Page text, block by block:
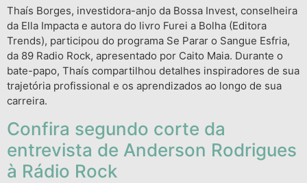
Thaís Borges, investidora-anjo da Bossa Invest, conselheira
da Ella Impacta e autora do livro Furei a Bolha (Editora
Trends), participou do programa Se Parar o Sangue Esfria,
da 89 Radio Rock, apresentado por Caito Maia. Durante o
bate-papo, Thaís compartilhou detalhes inspiradores de sua
trajetória profissional e os aprendizados ao longo de sua
carreira.
Confira segundo corte da
entrevista de Anderson Rodrigues
à Rádio Rock